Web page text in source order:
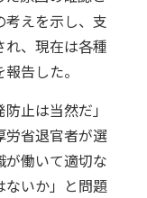
えを示し、支
、現在は各種
告した。
止は当然だ」
労省退官者が選
働いて適切な
ないか」と問題